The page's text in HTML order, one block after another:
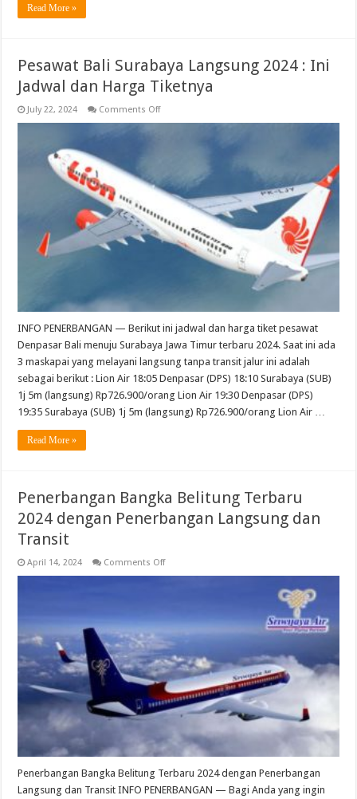
Read More »
Pesawat Bali Surabaya Langsung 2024 : Ini
Jadwal dan Harga Tiketnya
July 22, 2024 Comments Offon
Ini
Jadwal
dan
Tiketnya
INFO PENERBANGAN — Berikut ini jadwal dan harga tiket pesawat
Denpasar Bali menuju Surabaya Jawa Timur terbaru 2024. Saat ini ada
3 maskapai yang melayani langsung tanpa transit jalur ini adalah
sebagai berikut : Lion Air 18:05 Denpasar (DPS) 18:10 Surabaya (SUB)
1j 5m (langsung) Rp726.900/orang Lion Air 19:30 Denpasar (DPS)
19:35 Surabaya (SUB) 1j 5m (langsung) Rp726.900/orang Lion Air …
Read More »
Penerbangan Bangka Belitung Terbaru
2024 dengan Penerbangan Langsung dan
Transit
April 14, 2024 Comments Offon
dengan
Penerbangan
Langsung
dan
Transit
Penerbangan Bangka Belitung Terbaru 2024 dengan Penerbangan
Langsung dan Transit INFO PENERBANGAN — Bagi Anda yang ingin